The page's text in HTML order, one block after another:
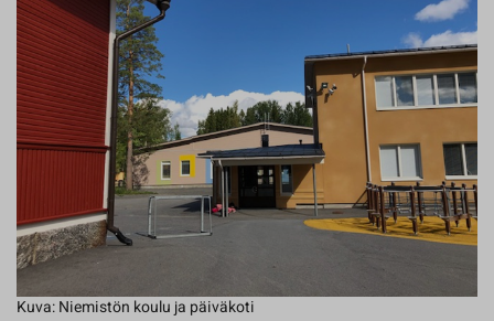
Kuva: Niemistön koulu ja päiväkoti